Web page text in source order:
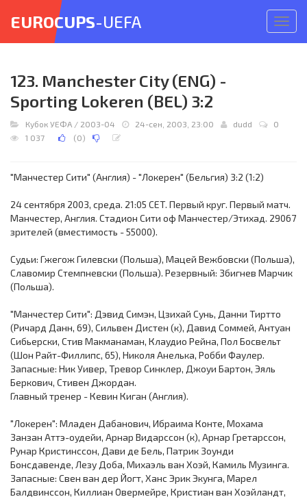
меню
EUROCUPS-UEFA
123. Manchester City (ENG) -
Sporting Lokeren (BEL) 3:2
Кубок УЕФА / 2003-04 24-сен, 2003, 23:00 dudd
0
1 037
(0)
"Манчестер Сити" (Англия) - "Локерен" (Бельгия) 3:2 (1:2)
24 сентября 2003, среда. 21:05 CET. Первый круг. Первый матч.
Манчестер, Англия. Стадион Сити оф Манчестер/Этихад. 29067
зрителей (вместимость - 55000).
Судьи: Гжегож Гилевски (Польша), Мацей Вежбовски (Польша),
Славомир Стемпневски (Польша). Резервный: Збигнев Марчик
(Польша).
"Манчестер Сити": Дэвид Симэн, Цзихай Сунь, Данни Тиртто
(Ричард Данн, 69), Сильвен Дистен (к), Давид Соммей, Антуан
Сибьерски, Стив Макманаман, Клаудио Рейна, Пол Босвельт
(Шон Райт-Филлипс, 65), Николя Анелька, Робби Фаулер.
Запасные: Ник Уивер, Тревор Синклер, Джоуи Бартон, Эяль
Беркович, Стивен Джордан.
Главный тренер - Кевин Киган (Англия).
"Локерен": Младен Дабанович, Ибраима Конте, Мохама
Занзан Аттэ-оудейи, Арнар Видарссон (к), Арнар Гретарссон,
Рунар Кристинссон, Дави де Бель, Патрик Зоунди
Бонсдавенде, Лезу Доба, Михаэль ван Хоэй, Камиль Музинга.
Запасные: Свен ван дер Йогт, Ханс Эрик Экунга, Марел
Балдвинссон, Киллиан Овермейре, Кристиан ван Хоэйландт,